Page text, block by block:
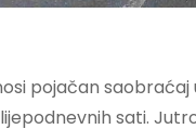
pojačan
sati.